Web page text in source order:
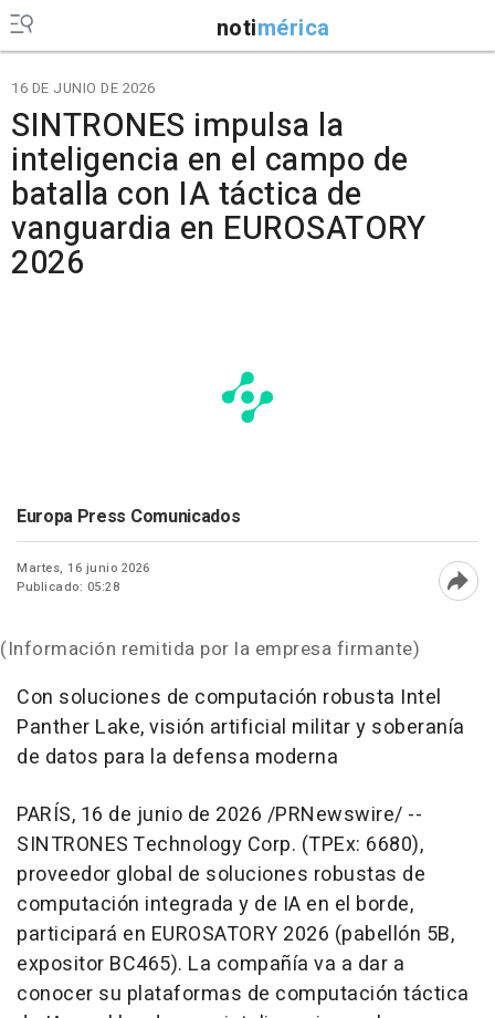
notimérica
16 DE JUNIO DE 2026
SINTRONES impulsa la
inteligencia en el campo de
batalla con IA táctica de
vanguardia en EUROSATORY
2026
Europa Press Comunicados
Martes, 16 junio 2026
Publicado: 05:28
(Información remitida por la empresa firmante)
Con soluciones de computación robusta Intel
Panther Lake, visión artificial militar y soberanía
de datos para la defensa moderna
PARÍS, 16 de junio de 2026 /PRNewswire/ --
SINTRONES Technology Corp. (TPEx: 6680),
proveedor global de soluciones robustas de
computación integrada y de IA en el borde,
participará en EUROSATORY 2026 (pabellón 5B,
expositor BC465). La compañía va a dar a
conocer su plataformas de computación táctica